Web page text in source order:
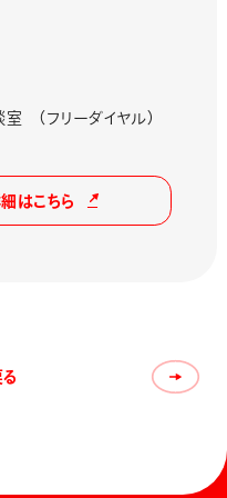
（フリーダイヤル）
はこちら